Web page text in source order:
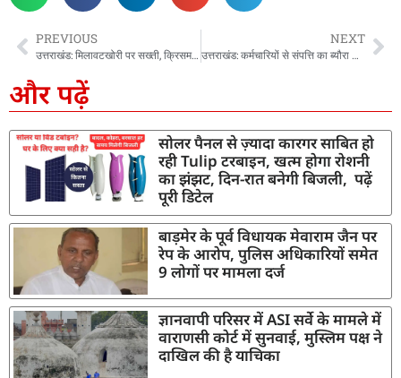
PREVIOUS
उत्तराखंड: मिलावटखोरी पर सख्ती, क्रिसमस व नववर्ष पर खाद्य पदार्थों की जांच के लिए चलेगा विशेष अभियान
NEXT
उत्तराखंड: कर्मचारियों से संपत्ति का ब्यौरा मांगने पर भड़की कांग्रेस, बताया चुनाव से पहले डराने की कोशिश
और पढ़ें
सोलर पैनल से ज़्यादा कारगर साबित हो
रही Tulip टरबाइन, खत्म होगा रोशनी
का झंझट, दिन-रात बनेगी बिजली, पढ़ें
पूरी डिटेल
बाड़मेर के पूर्व विधायक मेवाराम जैन पर
रेप के आरोप, पुलिस अधिकारियों समेत
9 लोगों पर मामला दर्ज
ज्ञानवापी परिसर में ASI सर्वे के मामले में
वाराणसी कोर्ट में सुनवाई, मुस्लिम पक्ष ने
दाखिल की है याचिका